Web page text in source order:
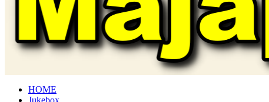
HOME
Jukebox